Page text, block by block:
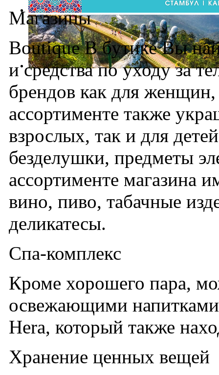
Магазины
Boutique В бутике Вы
и средства по уходу за
брендов как для
ассортименте также
взрослых, так и для
безделушки, предметы
ассортименте магазина
вино, пиво, табачные
деликатесы.
Спа-комплекс
Кроме хорошего пара,
освежающими напитками
Hera, который также
Хранение ценных вещей